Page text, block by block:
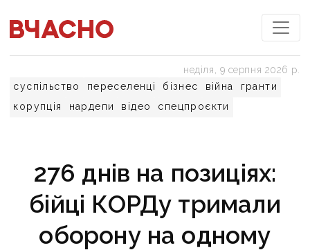
суспільство переселенці бізнес війна
гранти
корупція
нардепи відео спецпроєкти
неділя, 9 серпня 2026 р.
276 днів на позиціях:
бійці КОРДу тримали
оборону на одному